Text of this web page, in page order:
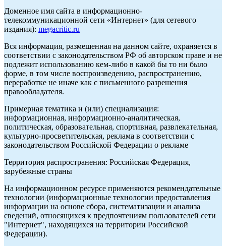
Доменное имя сайта в информационно-
телекоммуникационной сети «Интернет» (для сетевого
издания): megacritic.ru
Вся информация, размещенная на данном сайте, охраняется в
соответствии с законодательством РФ об авторском праве и не
подлежит использованию кем-либо в какой бы то ни было
форме, в том числе воспроизведению, распространению,
переработке не иначе как с письменного разрешения
правообладателя.
Примерная тематика и (или) специализация:
информационная, информационно-аналитическая,
политическая, образовательная, спортивная, развлекательная,
культурно-просветительская, реклама в соответствии с
законодательством Российской Федерации о рекламе
Территория распространения: Российская Федерация,
зарубежные страны
На информационном ресурсе применяются рекомендательные
технологии (информационные технологии предоставления
информации на основе сбора, систематизации и анализа
сведений, относящихся к предпочтениям пользователей сети
"Интернет", находящихся на территории Российской
Федерации).